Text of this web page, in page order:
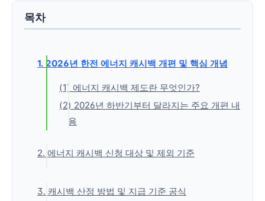
목차
1. 2026년 한전 에너지 캐시백 개편 및 핵심 개념
(1) 에너지 캐시백 제도란 무엇인가?
(2) 2026년 하반기부터 달라지는 주요 개편 내
용
2. 에너지 캐시백 신청 대상 및 제외 기준
(2) 참여 제외 대상자 기준
3. 캐시백 산정 방법 및 지급 기준 공식